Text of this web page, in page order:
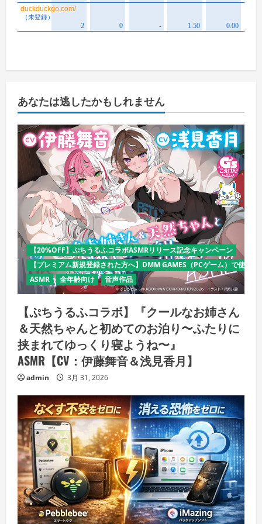
あなたは逃したかもしれません
【20%OFF】ぷちうるふコラボASMRリリース記念キャンペーン
【プレミアム新規登録された方へ】DMM GAMES（PCゲーム）で使え
ASMR
全年齢向け 音声作品
【ぷちうるふコラボ】『クールなお姉さん
＆天然ちゃんと初めてのお泊り〜ふたりに
挟まれてゆっくり寝ようね〜』
ASMR【CV：伊藤舞音＆浅見香月】
admin 3月 31, 2026